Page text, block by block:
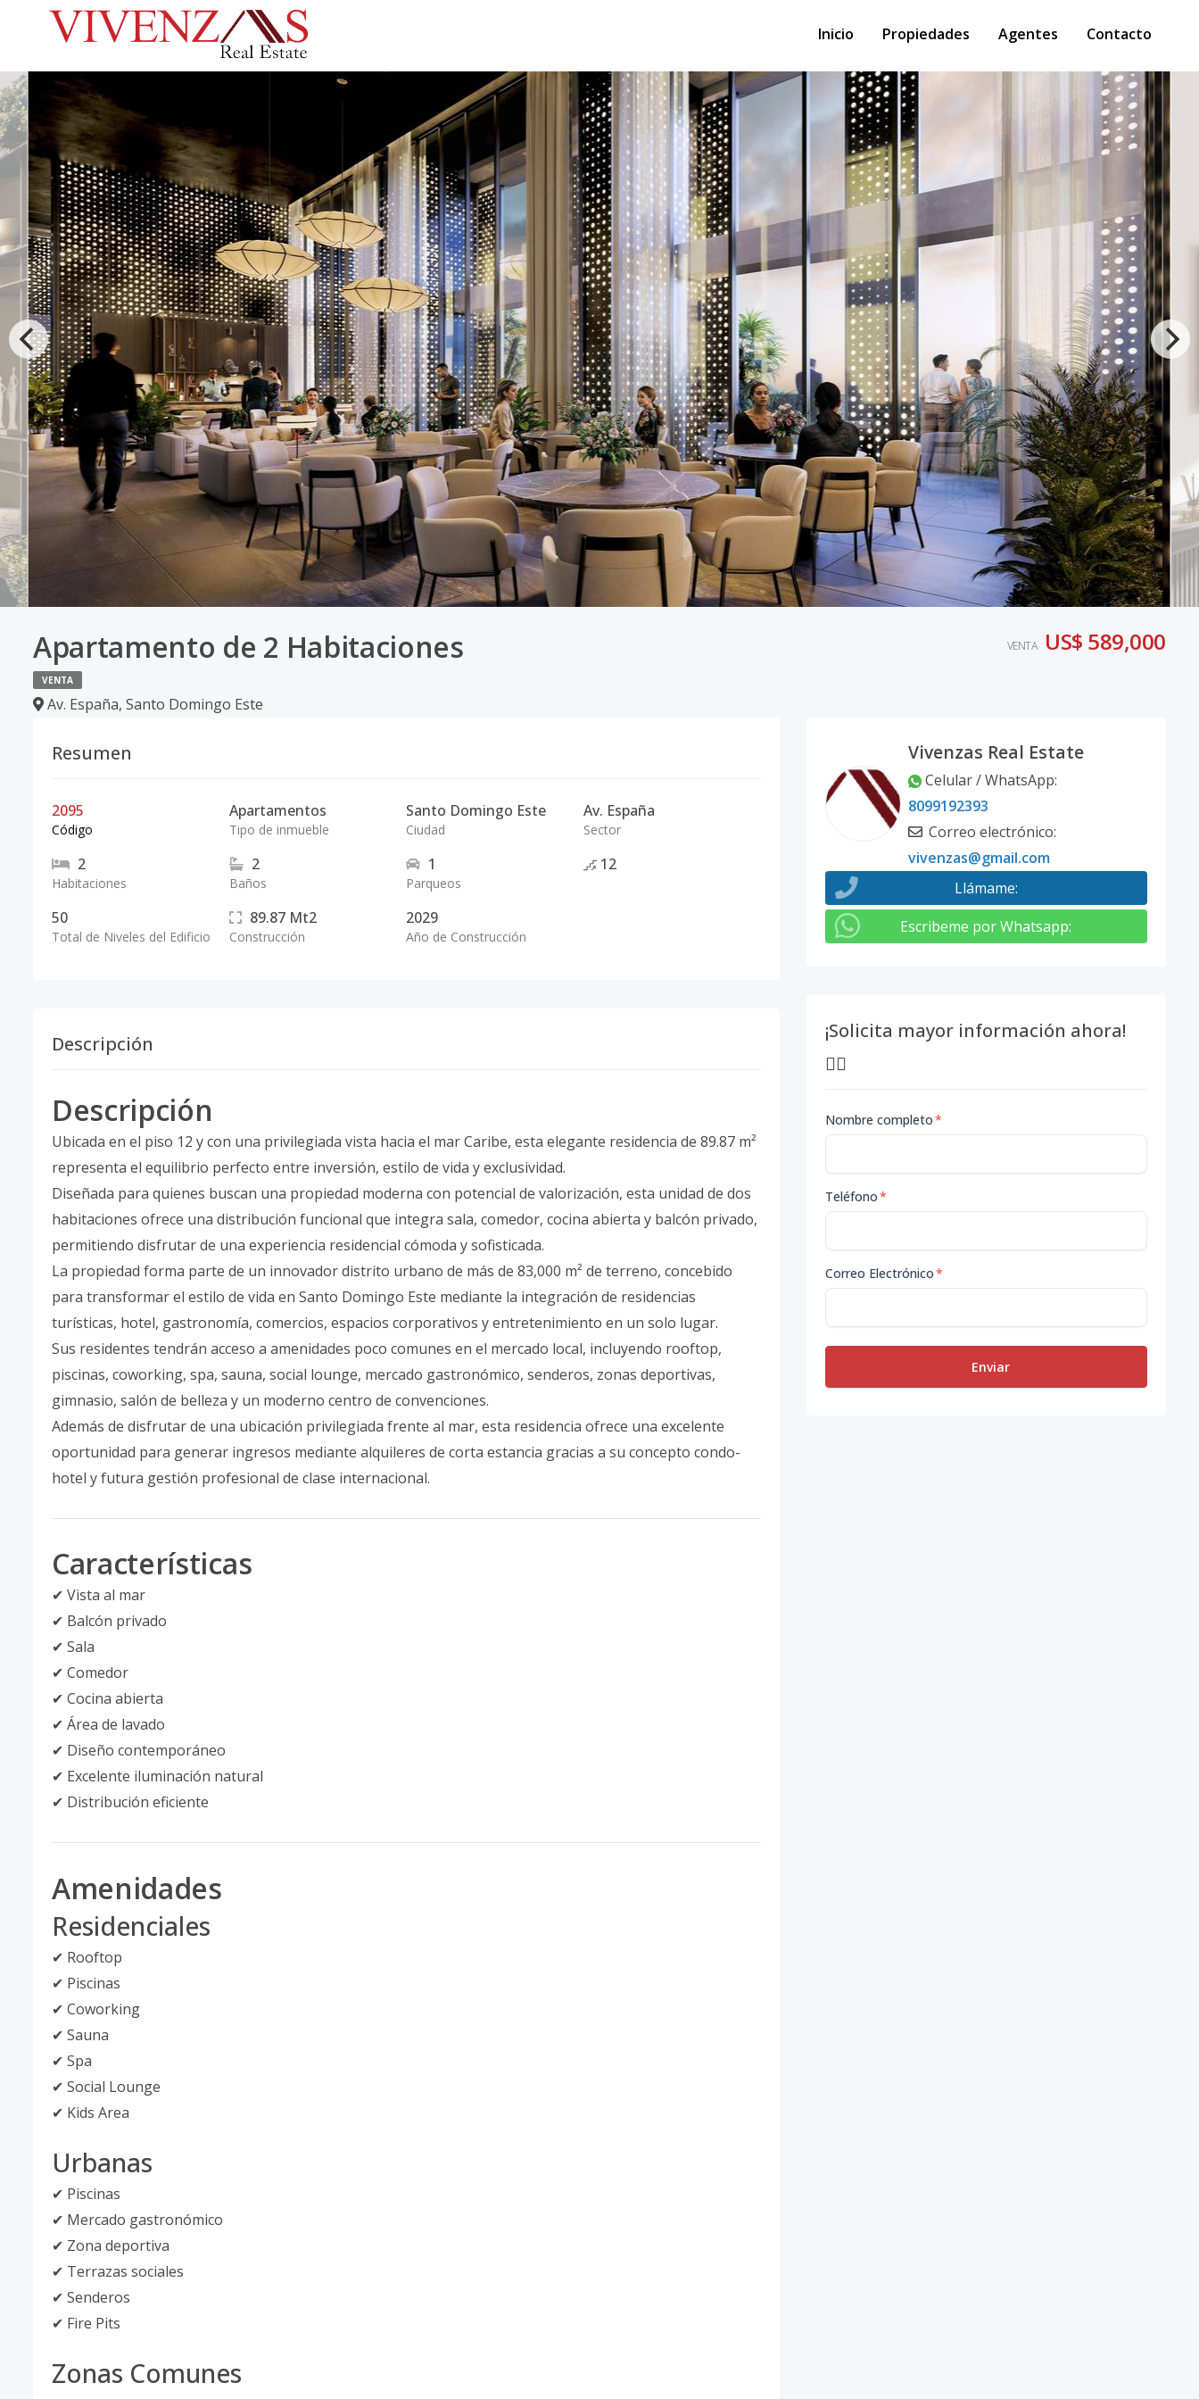
Inicio Propiedades Agentes Contacto
Apartamento de 2 Habitaciones
VENTA
Av. España, Santo Domingo Este
VENTA US$ 589,000
Resumen
2095
Código
Apartamentos
Tipo de inmueble
Santo Domingo Este
Ciudad
Av. España
Sector
2
Habitaciones
2
Baños
1
Parqueos
12
50
Total de Niveles del Edificio
89.87 Mt2
Construcción
2029
Año de Construcción
Descripción
Descripción
Ubicada en el piso 12 y con una privilegiada vista hacia el mar Caribe, esta elegante residencia de 89.87 m²
representa el equilibrio perfecto entre inversión, estilo de vida y exclusividad.
Diseñada para quienes buscan una propiedad moderna con potencial de valorización, esta unidad de dos
habitaciones ofrece una distribución funcional que integra sala, comedor, cocina abierta y balcón privado,
permitiendo disfrutar de una experiencia residencial cómoda y sofisticada.
La propiedad forma parte de un innovador distrito urbano de más de 83,000 m² de terreno, concebido
para transformar el estilo de vida en Santo Domingo Este mediante la integración de residencias
turísticas, hotel, gastronomía, comercios, espacios corporativos y entretenimiento en un solo lugar.
Sus residentes tendrán acceso a amenidades poco comunes en el mercado local, incluyendo rooftop,
piscinas, coworking, spa, sauna, social lounge, mercado gastronómico, senderos, zonas deportivas,
gimnasio, salón de belleza y un moderno centro de convenciones.
Además de disfrutar de una ubicación privilegiada frente al mar, esta residencia ofrece una excelente
oportunidad para generar ingresos mediante alquileres de corta estancia gracias a su concepto condo-
hotel y futura gestión profesional de clase internacional.
Características
✔ Vista al mar
✔ Balcón privado
✔ Sala
✔ Comedor
✔ Cocina abierta
✔ Área de lavado
✔ Diseño contemporáneo
✔ Excelente iluminación natural
✔ Distribución eficiente
Amenidades
Residenciales
✔ Rooftop
✔ Piscinas
✔ Coworking
✔ Sauna
✔ Spa
✔ Social Lounge
✔ Kids Area
Urbanas
✔ Piscinas
✔ Mercado gastronómico
✔ Zona deportiva
✔ Terrazas sociales
✔ Senderos
✔ Fire Pits
Zonas Comunes
Vivenzas Real Estate
Celular / WhatsApp:
8099192393
Correo electrónico:
vivenzas@gmail.com
Llámame:
Escribeme por Whatsapp:
¡Solicita mayor información ahora!
👇🏽
Nombre completo*
Teléfono*
Correo Electrónico*
Enviar